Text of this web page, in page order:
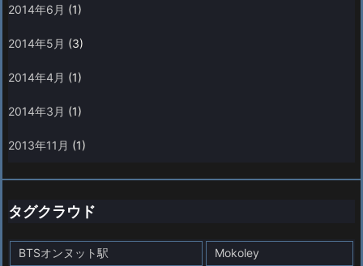
2014年6月 (1)
2014年5月 (3)
2014年4月 (1)
2014年3月 (1)
2013年11月 (1)
タグクラウド
BTSオンヌット駅 Mokoley